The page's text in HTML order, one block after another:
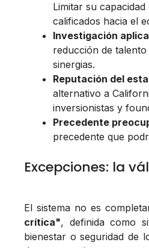
Limitar su
calificados hacia el
Investigación
reducción de
sinergias.
Reputación del
alternativo a
inversionistas y
Precedente
precedente que
Excepciones: la
El sistema no es
crítica", definida como
bienestar o seguridad de